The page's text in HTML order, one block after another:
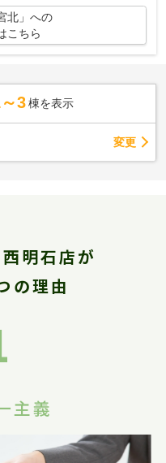
北」への
こちら
3 棟を表示
変更
明石店が
の理由
主義